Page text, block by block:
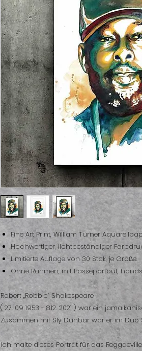
Fine Art Print, William Turner
Hochwertiger, lichtbeständiger
Limitierte Auflage von 30 Stck, je Größe.
Ohne Rahmen, mit Passepartout,
Robert „Robbie“ Shakespeare
( 27. 09 1953 - 8.12. 2021 ) war ein
Zusammen mit Sly Dunbar war er im Duo
Ich malte dieses Porträt für das